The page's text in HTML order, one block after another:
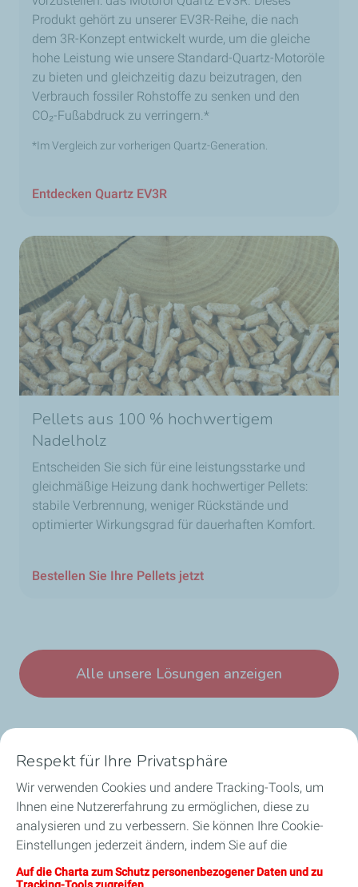
Produkt gehört zu unserer EV3R-Reihe, die nach
dem 3R-Konzept entwickelt wurde, um die gleiche
hohe Leistung wie unsere Standard-Quartz-Motoröle
zu bieten und gleichzeitig dazu beizutragen, den
Verbrauch fossiler Rohstoffe zu senken und den
CO₂-Fußabdruck zu verringern.*
*Im Vergleich zur vorherigen Quartz-Generation.
Entdecken Quartz EV3R
Pellets aus 100 % hochwertigem
Nadelholz
Entscheiden Sie sich für eine leistungsstarke und
gleichmäßige Heizung dank hochwertiger Pellets:
stabile Verbrennung, weniger Rückstände und
optimierter Wirkungsgrad für dauerhaften Komfort.
Bestellen Sie Ihre Pellets jetzt
Alle unsere Lösungen anzeigen
Unsere Geschäftsbereiche in Luxemburg
Unsere Produkte
Nützliche Links
Respekt für Ihre Privatsphäre
Wir verwenden Cookies und andere Tracking-Tools, um
Ihnen eine Nutzererfahrung zu ermöglichen, diese zu
analysieren und zu verbessern. Sie können Ihre Cookie-
Einstellungen jederzeit ändern, indem Sie auf die
Schaltfläche „Meine Cookies verwalten“ klicken. Durch
Anklicken der Schaltfläche „Annehmen“ stimmen Sie der
Auf die Charta zum Schutz personenbezogener Daten und zu